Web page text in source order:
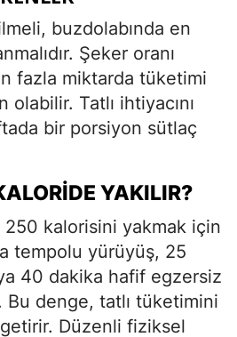
buzdolabında en
Şeker oranı
fazla miktarda tüketimi
olabilir. Tatlı ihtiyacını
bir porsiyon sütlaç
YAKILIR?
250 kalorisini yakmak için
tempolu yürüyüş, 25
40 dakika hafif egzersiz
denge, tatlı tüketimini
Düzenli fiziksel